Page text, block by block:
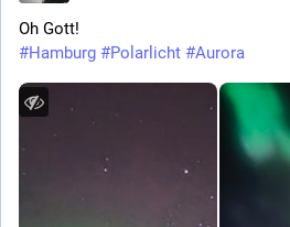
Oh Gott!
#Hamburg #Polarlicht #Aurora